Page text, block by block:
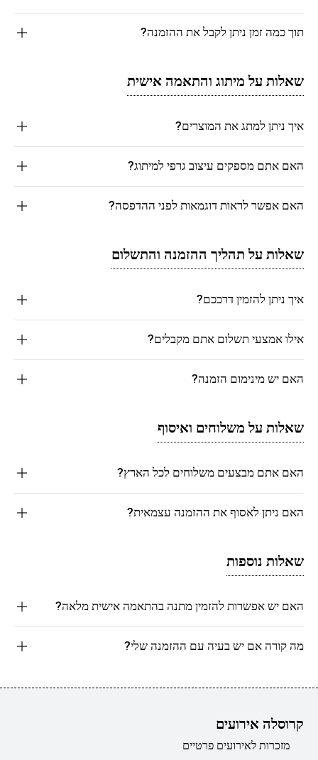
תוך כמה זמן ניתן לקבל את ההזמנה?
שאלות על מיתוג והתאמה אישית
איך ניתן למתג את המוצרים?
האם אתם מספקים עיצוב גרפי למיתוג?
האם אפשר לראות דוגמאות לפני ההדפסה?
שאלות על תהליך ההזמנה והתשלום
איך ניתן להזמין דרככם?
אילו אמצעי תשלום אתם מקבלים?
האם יש מינימום הזמנה?
שאלות על משלוחים ואיסוף
האם אתם מבצעים משלוחים לכל הארץ?
האם ניתן לאסוף את ההזמנה עצמאית?
שאלות נוספות
האם יש אפשרות להזמין מתנה בהתאמה אישית מלאה?
מה קורה אם יש בעיה עם ההזמנה שלי?
קרוסלה אירועים
מזכרות לאירועים פרטיים